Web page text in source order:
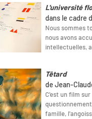
L'université
dans le cadre
Nous sommes
nous avons
intellectuelles,
Têtard
de Jean-
C'est un film
famille,